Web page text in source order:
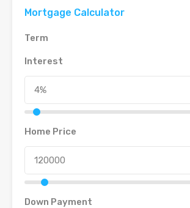
Mortgage Calculator
Term
Interest
Home Price
Down Payment